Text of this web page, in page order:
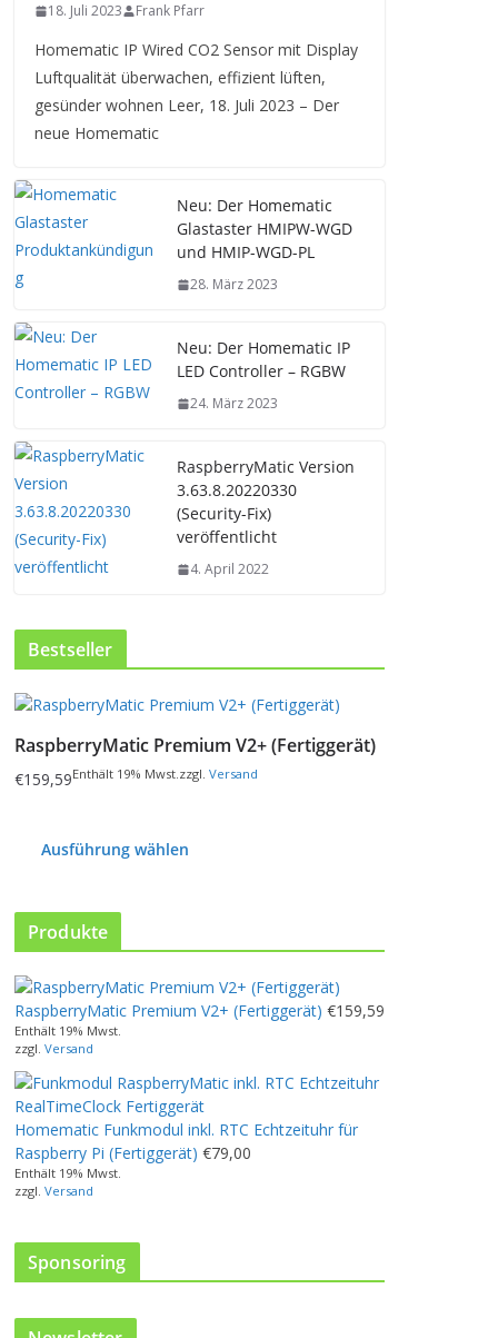
18. Juli 2023 Frank Pfarr
Homematic IP Wired CO2 Sensor mit Display
Luftqualität überwachen, effizient lüften,
gesünder wohnen Leer, 18. Juli 2023 – Der
neue Homematic
Neu: Der Homematic
Glastaster HMIPW-WGD
und HMIP-WGD-PL
28. März 2023
Neu: Der Homematic IP
LED Controller – RGBW
24. März 2023
RaspberryMatic Version
3.63.8.20220330
(Security-Fix)
veröffentlicht
4. April 2022
Bestseller
RaspberryMatic Premium V2+ (Fertiggerät)
€159,59Enthält 19% Mwst.zzgl. Versand
Ausführung wählen
D
e
s
d
t
w
e
i
s
t
m
e
h
r
r
V
Produkte
RaspberryMatic Premium V2+ (Fertiggerät) €159,59
Enthält 19% Mwst.
zzgl. Versand
Homematic Funkmodul inkl. RTC Echtzeituhr für
Raspberry Pi (Fertiggerät) €79,00
Enthält 19% Mwst.
zzgl. Versand
Sponsoring